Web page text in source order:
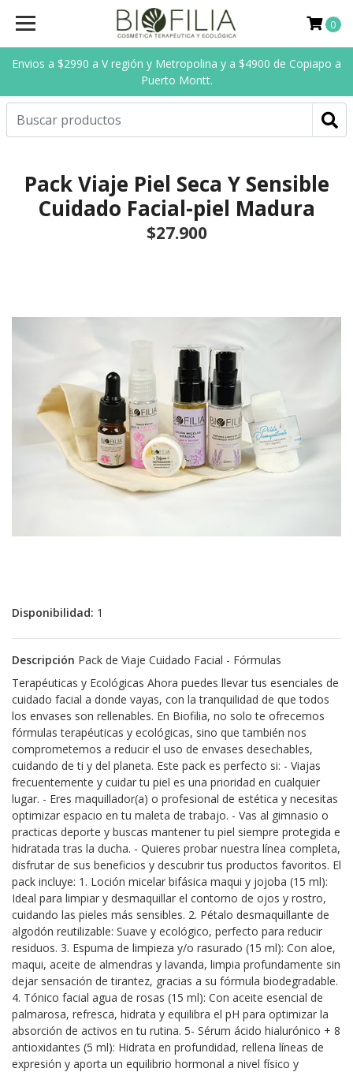
Envios a $2990 a V región y Metropolina y a $4900 de Copiapo a
Puerto Montt.
0
Pack Viaje Piel Seca Y Sensible
Cuidado Facial-piel Madura
$27.900
Disponibilidad: 1
Descripción Pack de Viaje Cuidado Facial - Fórmulas
Terapéuticas y Ecológicas Ahora puedes llevar tus esenciales de
cuidado facial a donde vayas, con la tranquilidad de que todos
los envases son rellenables. En Biofilia, no solo te ofrecemos
fórmulas terapéuticas y ecológicas, sino que también nos
comprometemos a reducir el uso de envases desechables,
cuidando de ti y del planeta. Este pack es perfecto si: - Viajas
frecuentemente y cuidar tu piel es una prioridad en cualquier
lugar. - Eres maquillador(a) o profesional de estética y necesitas
optimizar espacio en tu maleta de trabajo. - Vas al gimnasio o
practicas deporte y buscas mantener tu piel siempre protegida e
hidratada tras la ducha. - Quieres probar nuestra línea completa,
disfrutar de sus beneficios y descubrir tus productos favoritos. El
pack incluye: 1. Loción micelar bifásica maqui y jojoba (15 ml):
Ideal para limpiar y desmaquillar el contorno de ojos y rostro,
cuidando las pieles más sensibles. 2. Pétalo desmaquillante de
algodón reutilizable: Suave y ecológico, perfecto para reducir
residuos. 3. Espuma de limpieza y/o rasurado (15 ml): Con aloe,
maqui, aceite de almendras y lavanda, limpia profundamente sin
dejar sensación de tirantez, gracias a su fórmula biodegradable.
4. Tónico facial agua de rosas (15 ml): Con aceite esencial de
palmarosa, refresca, hidrata y equilibra el pH para optimizar la
absorción de activos en tu rutina. 5- Sérum ácido hialurónico + 8
antioxidantes (5 ml): Hidrata en profundidad, rellena líneas de
expresión y aporta un equilibrio hormonal a nivel físico y